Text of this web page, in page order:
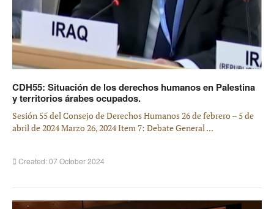
CDH55: Situación de los derechos humanos en Palestina
y territorios árabes ocupados.
Sesión 55 del Consejo de Derechos Humanos 26 de febrero – 5 de
abril de 2024 Marzo 26, 2024 Item 7: Debate General ...
Created: 07 October 2024